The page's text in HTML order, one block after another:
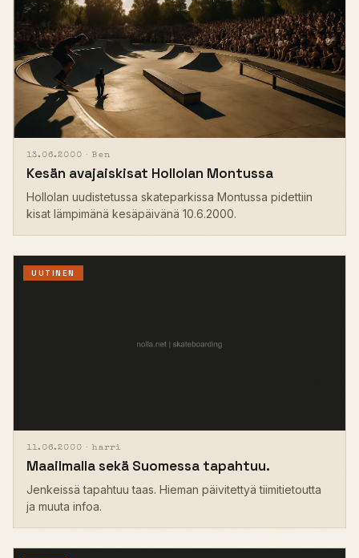
13.06.2000 · Ben
Kesän avajaiskisat Hollolan Montussa
Hollolan uudistetussa skateparkissa Montussa pidettiin
kisat lämpimänä kesäpäivänä 10.6.2000.
UUTINEN
11.06.2000 · harri
Maailmalla sekä Suomessa tapahtuu.
Jenkeissä tapahtuu taas. Hieman päivitettyä tiimitietoutta
ja muuta infoa.